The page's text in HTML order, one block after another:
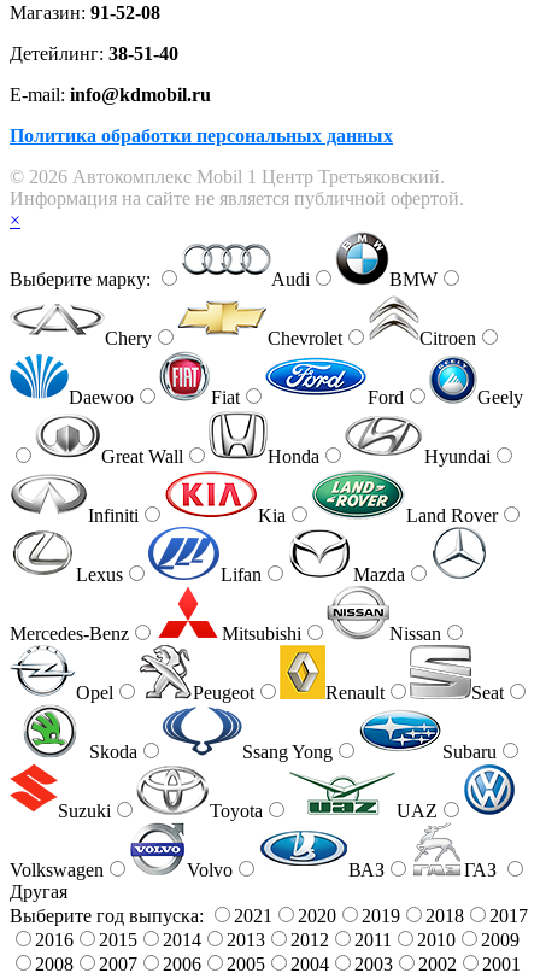
Магазин: 91-52-08
Детейлинг: 38-51-40
E-mail: info@kdmobil.ru
Политика обработки персональных данных
© 2026 Автокомплекс Mobil 1 Центр Третьяковский.
Информация на сайте не является публичной офертой.
×
Выберите марку: Audi BMW
Chery Chevrolet Citroen
Daewoo Fiat Ford Geely
Great Wall Honda Hyundai
Infiniti Kia Land Rover
Lexus Lifan Mazda
Mercedes-Benz Mitsubishi Nissan
Opel Peugeot Renault Seat
Skoda Ssang Yong Subaru
Suzuki Toyota UAZ
Volkswagen Volvo ВАЗ
ГАЗ
Другая
Выберите год выпуска:
2021 2020 2019 2018
2017
2016
2015 2014 2013 2012 2011 2010
2009
2008
2007 2006 2005 2004 2003 2002
2001